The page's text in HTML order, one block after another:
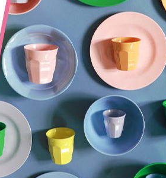
Non disponibile